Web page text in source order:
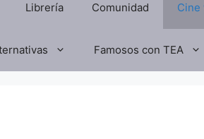
Librería Comunidad Cine
Famosos con TEA